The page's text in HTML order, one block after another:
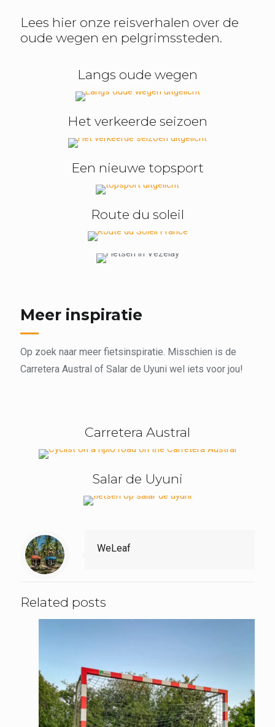
Lees hier onze reisverhalen over de
oude wegen en pelgrimssteden.
Langs oude wegen
Het verkeerde seizoen
Een nieuwe topsport
Route du soleil
Meer inspiratie
Op zoek naar meer fietsinspiratie. Misschien is de
Carretera Austral of Salar de Uyuni wel iets voor jou!
Carretera Austral
Salar de Uyuni
WeLeaf
Related posts